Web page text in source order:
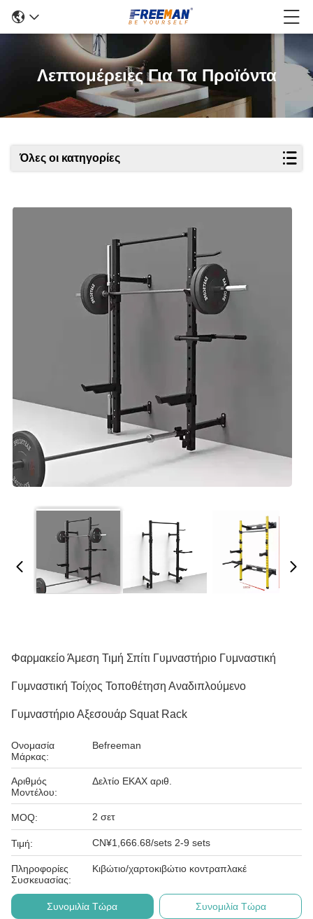
Λεπτομέρειες Για Τα Προϊόντα
Όλες οι κατηγορίες
Φαρμακείο Άμεση Τιμή Σπίτι Γυμναστήριο Γυμναστική
Γυμναστική Τοίχος Τοποθέτηση Αναδιπλούμενο
Γυμναστήριο Αξεσουάρ Squat Rack
Ονομασία
Μάρκας:
Befreeman
Αριθμός
Μοντέλου:
Δελτίο ΕΚΑΧ αριθ.
MOQ: 2 σετ
Τιμή: CN¥1,666.68/sets 2-9 sets
Πληροφορίες
Συσκευασίας:
Κιβώτιο/χαρτοκιβώτιο κοντραπλακέ
Συνομιλία Τώρα Συνομιλία Τώρα